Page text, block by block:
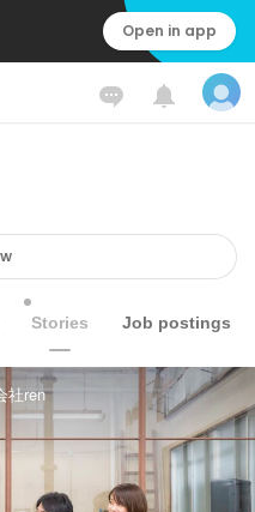
Open in app
Stories Job postings
社ren